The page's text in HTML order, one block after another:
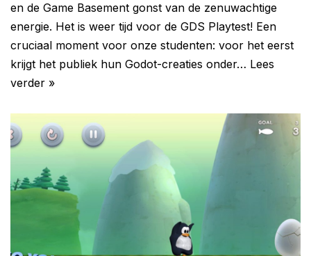
en de Game Basement gonst van de zenuwachtige
energie. Het is weer tijd voor de GDS Playtest! Een
cruciaal moment voor onze studenten: voor het eerst
krijgt het publiek hun Godot-creaties onder… Lees
verder »